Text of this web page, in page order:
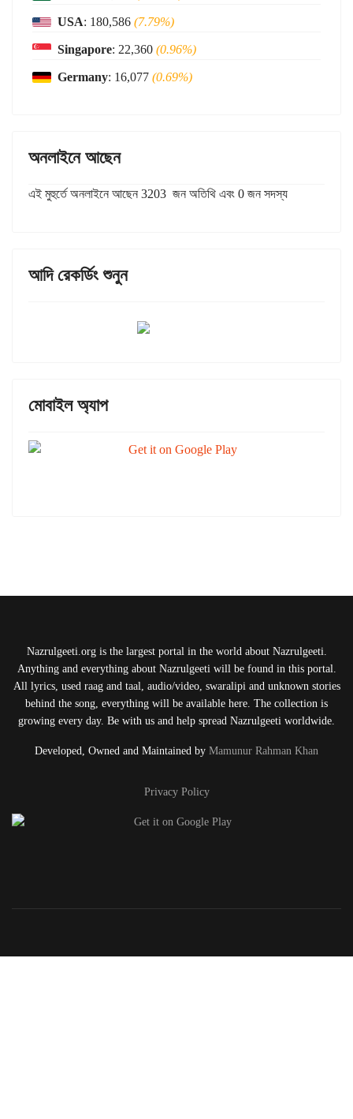
USA: 180,586 (7.79%)
Singapore: 22,360 (0.96%)
Germany: 16,077 (0.69%)
অনলাইনে আছেন
এই মুহুর্তে অনলাইনে আছেন 3203 জন অতিথি এবং 0 জন সদস্য
আদি রেকর্ডিং শুনুন
মোবাইল অ্যাপ
Nazrulgeeti.org is the largest portal in the world about Nazrulgeeti.
Anything and everything about Nazrulgeeti will be found in this portal.
All lyrics, used raag and taal, audio/video, swaralipi and unknown stories
behind the song, everything will be available here. The collection is
growing every day. Be with us and help spread Nazrulgeeti worldwide.
Developed, Owned and Maintained by Mamunur Rahman Khan
Privacy Policy